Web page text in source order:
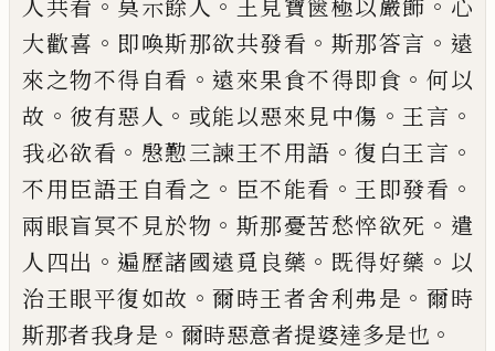
人共看 莫示餘人 王見寶篋極以嚴飾
心
大歡喜 。 即喚斯那欲共發看 。 斯那答言 。 遠
來之物不得自看 。遠來果食不得即食 。 何以
故 。 彼有惡人 。 或能以惡來見中傷 。 王言 。
我必欲看 。 慇懃三諫王不用語 。復白王言 。
不用臣語王自看之 。 臣不能看 。 王即發看 。
兩眼盲冥不見於物 。 斯那憂苦愁悴欲死 。 遣
人四出 。 遍歷諸國遠覓良藥 。 既得好藥 。 以
治王眼平復如故 。爾時王者舍利弗是 。 爾時
斯那者我身是 。 爾時惡意者提婆達多是也 。